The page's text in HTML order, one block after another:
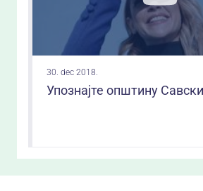
30. dec 2018.
Упознајте општину